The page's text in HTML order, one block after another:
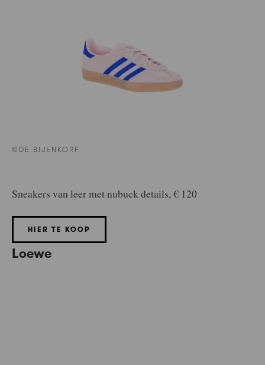
©DE BIJENKORF
Sneakers van leer met nubuck details, € 120
HIER TE KOOP
Loewe